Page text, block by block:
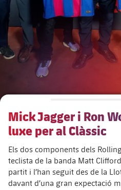
Calendari
Entrades
Resultats
Jugadores
Palmarès
Fotos
Actualitat
Calendari
Entrades
Classificació
Fotos
Barça Legends
plusicon
més
Contacte
Jugadors
Partits
Notícies
Formatiu masculí
plusicon
més
Actualitat
Fotos
Juvenil A
Juvenil B
SUB16
Formatiu femení
plusicon
més
Fotos
Femení B
Femení C
Campus Estiu
PLUSICON
MÉS
Primer Equip
plusicon
més
Mick Jagger i Ron
luxe per al Clàssic
Els dos components dels
teclista de la banda Matt
partit i l’han seguit des de la
davant d’una gran expectació